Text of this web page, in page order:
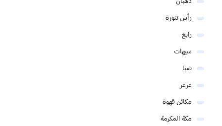
رأس تنورة
رابغ
سيهات
ضبا
عرعر
مكائن قهوة
مكة المكرمة